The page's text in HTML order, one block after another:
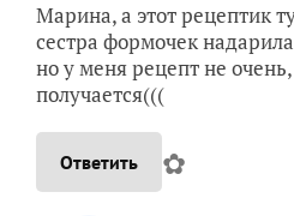
Марина, а этот рецептик
сестра формочек
но у меня рецепт не
получается(((
Ответить ✿